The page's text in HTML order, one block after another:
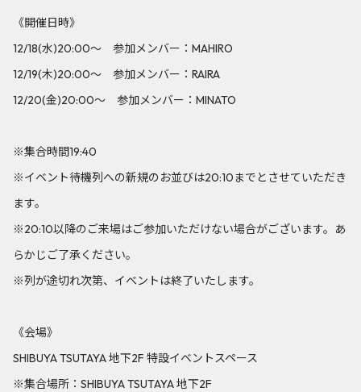
《開催日時》
12/18(水)20:00～ 参加メンバー：MAHIRO
12/19(木)20:00～ 参加メンバー：RAIRA
12/20(金)20:00～ 参加メンバー：MINATO
※集合時間19:40
※イベント待機列への新規のお並びは20:10までとさせていただき
ます。
※20:10以降のご来場はご参加いただけない場合がございます。あ
らかじご了承ください。
※列が途切れ次第、イベントは終了いたします。
《会場》
SHIBUYA TSUTAYA 地下2F 特設イベントスペース
※集合場所：SHIBUYA TSUTAYA 地下2F